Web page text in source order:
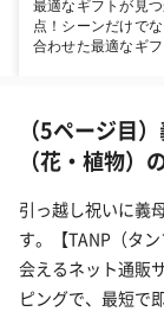
最適なギフトが見
点！シーンだけで
合わせた最適なギフ
（5ページ目
（花・植物
引っ越し祝いに義
す。【TANP（タ
会えるネット通販
ピングで、最短で